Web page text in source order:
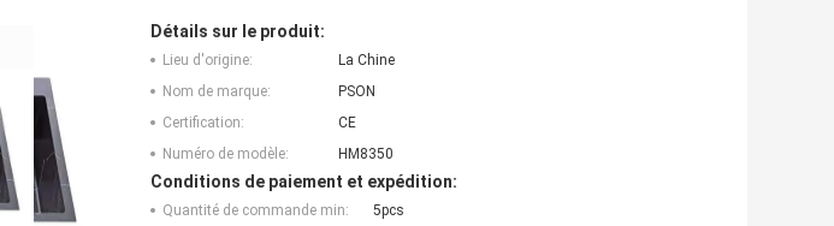
Détails sur le produit:
Lieu d'origine:
La Chine
Nom de marque:
PSON
Certification:
CE
Numéro de modèle:
HM8350
Conditions de paiement et expédition:
Quantité de commande min:
5pcs